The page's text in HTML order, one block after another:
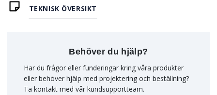
TEKNISK ÖVERSIKT
Behöver du hjälp?
Har du frågor eller funderingar kring våra produkter
eller behöver hjälp med projektering och beställning?
Ta kontakt med vår kundsupportteam.